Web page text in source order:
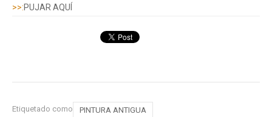
>>:PUJAR AQUÍ
Etiquetado como PINTURA ANTIGUA